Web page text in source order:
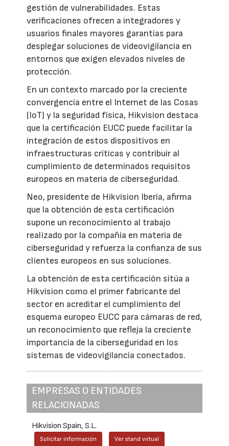
gestión de vulnerabilidades. Estas
verificaciones ofrecen a integradores y
usuarios finales mayores garantías para
desplegar soluciones de videovigilancia en
entornos que exigen elevados niveles de
protección.
En un contexto marcado por la creciente
convergencia entre el Internet de las Cosas
(IoT) y la seguridad física, Hikvision destaca
que la certificación EUCC puede facilitar la
integración de estos dispositivos en
infraestructuras críticas y contribuir al
cumplimiento de determinados requisitos
europeos en materia de ciberseguridad.
Neo, presidente de Hikvision Iberia, afirma
que la obtención de esta certificación
supone un reconocimiento al trabajo
realizado por la compañía en materia de
ciberseguridad y refuerza la confianza de sus
clientes europeos en sus soluciones.
La obtención de esta certificación sitúa a
Hikvision como el primer fabricante del
sector en acreditar el cumplimiento del
esquema europeo EUCC para cámaras de red,
un reconocimiento que refleja la creciente
importancia de la ciberseguridad en los
sistemas de videovigilancia conectados.
EMPRESAS O ENTIDADES
RELACIONADAS
Hikvision Spain, S.L.
Solicitar información Ver stand virtual